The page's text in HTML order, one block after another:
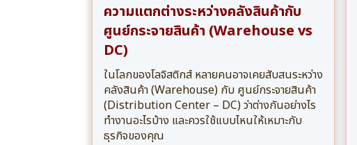
ความแตกต่างระหว่างคลังสินค้ากับ
ศูนย์กระจายสินค้า (Warehouse vs
DC)
ในโลกของโลจิสติกส์ หลายคนอาจเคยสับสนระหว่าง
คลังสินค้า (Warehouse) กับ ศูนย์กระจายสินค้า
(Distribution Center – DC) ว่าต่างกันอย่างไร
ทำงานอะไรบ้าง และควรใช้แบบไหนให้เหมาะกับ
ธุรกิจของคุณ